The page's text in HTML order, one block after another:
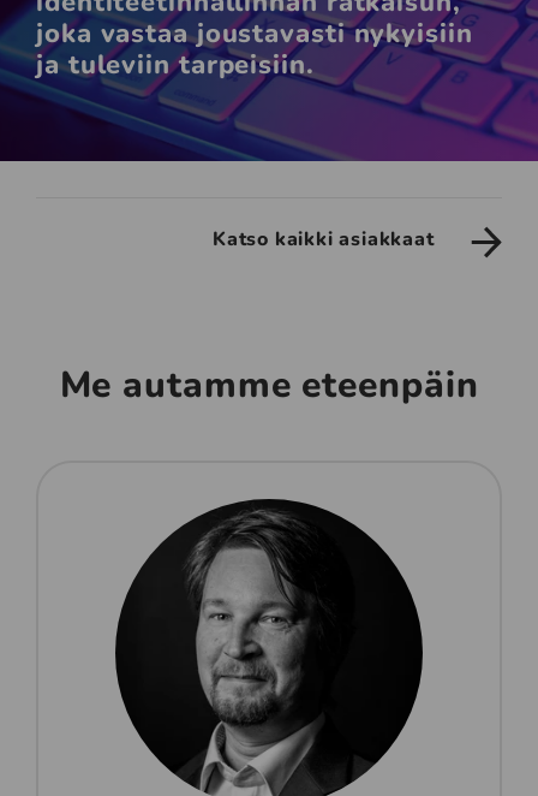
joka vastaa joustavasti nykyisiin
ja tuleviin tarpeisiin.
Katso kaikki asiakkaat
Me autamme eteenpäin